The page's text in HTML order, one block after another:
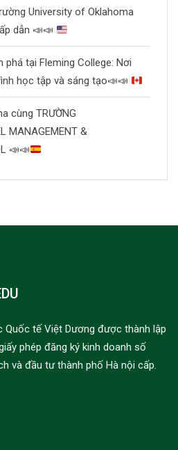
University of Oklahoma
dẫn 📣📣
tại Fleming College: Nơi
học tập và sáng tạo📣📣
cùng TRƯỜNG
MANAGEMENT &
📣📣
Quốc tế Việt Dương được thành lập
phép đăng ký kinh doanh số
và đầu tư thành phố Hà nội cấp.